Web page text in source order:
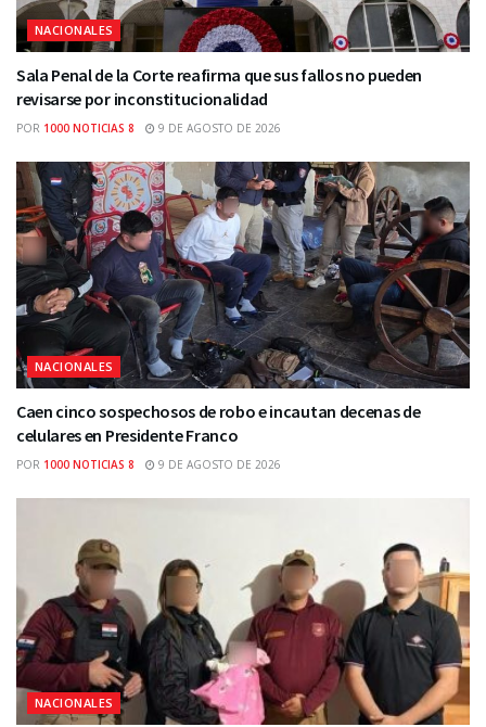
NACIONALES
Sala Penal de la Corte reafirma que sus fallos no pueden
revisarse por inconstitucionalidad
POR 1000 NOTICIAS 8 9 DE AGOSTO DE 2026
NACIONALES
Caen cinco sospechosos de robo e incautan decenas de
celulares en Presidente Franco
POR 1000 NOTICIAS 8 9 DE AGOSTO DE 2026
NACIONALES